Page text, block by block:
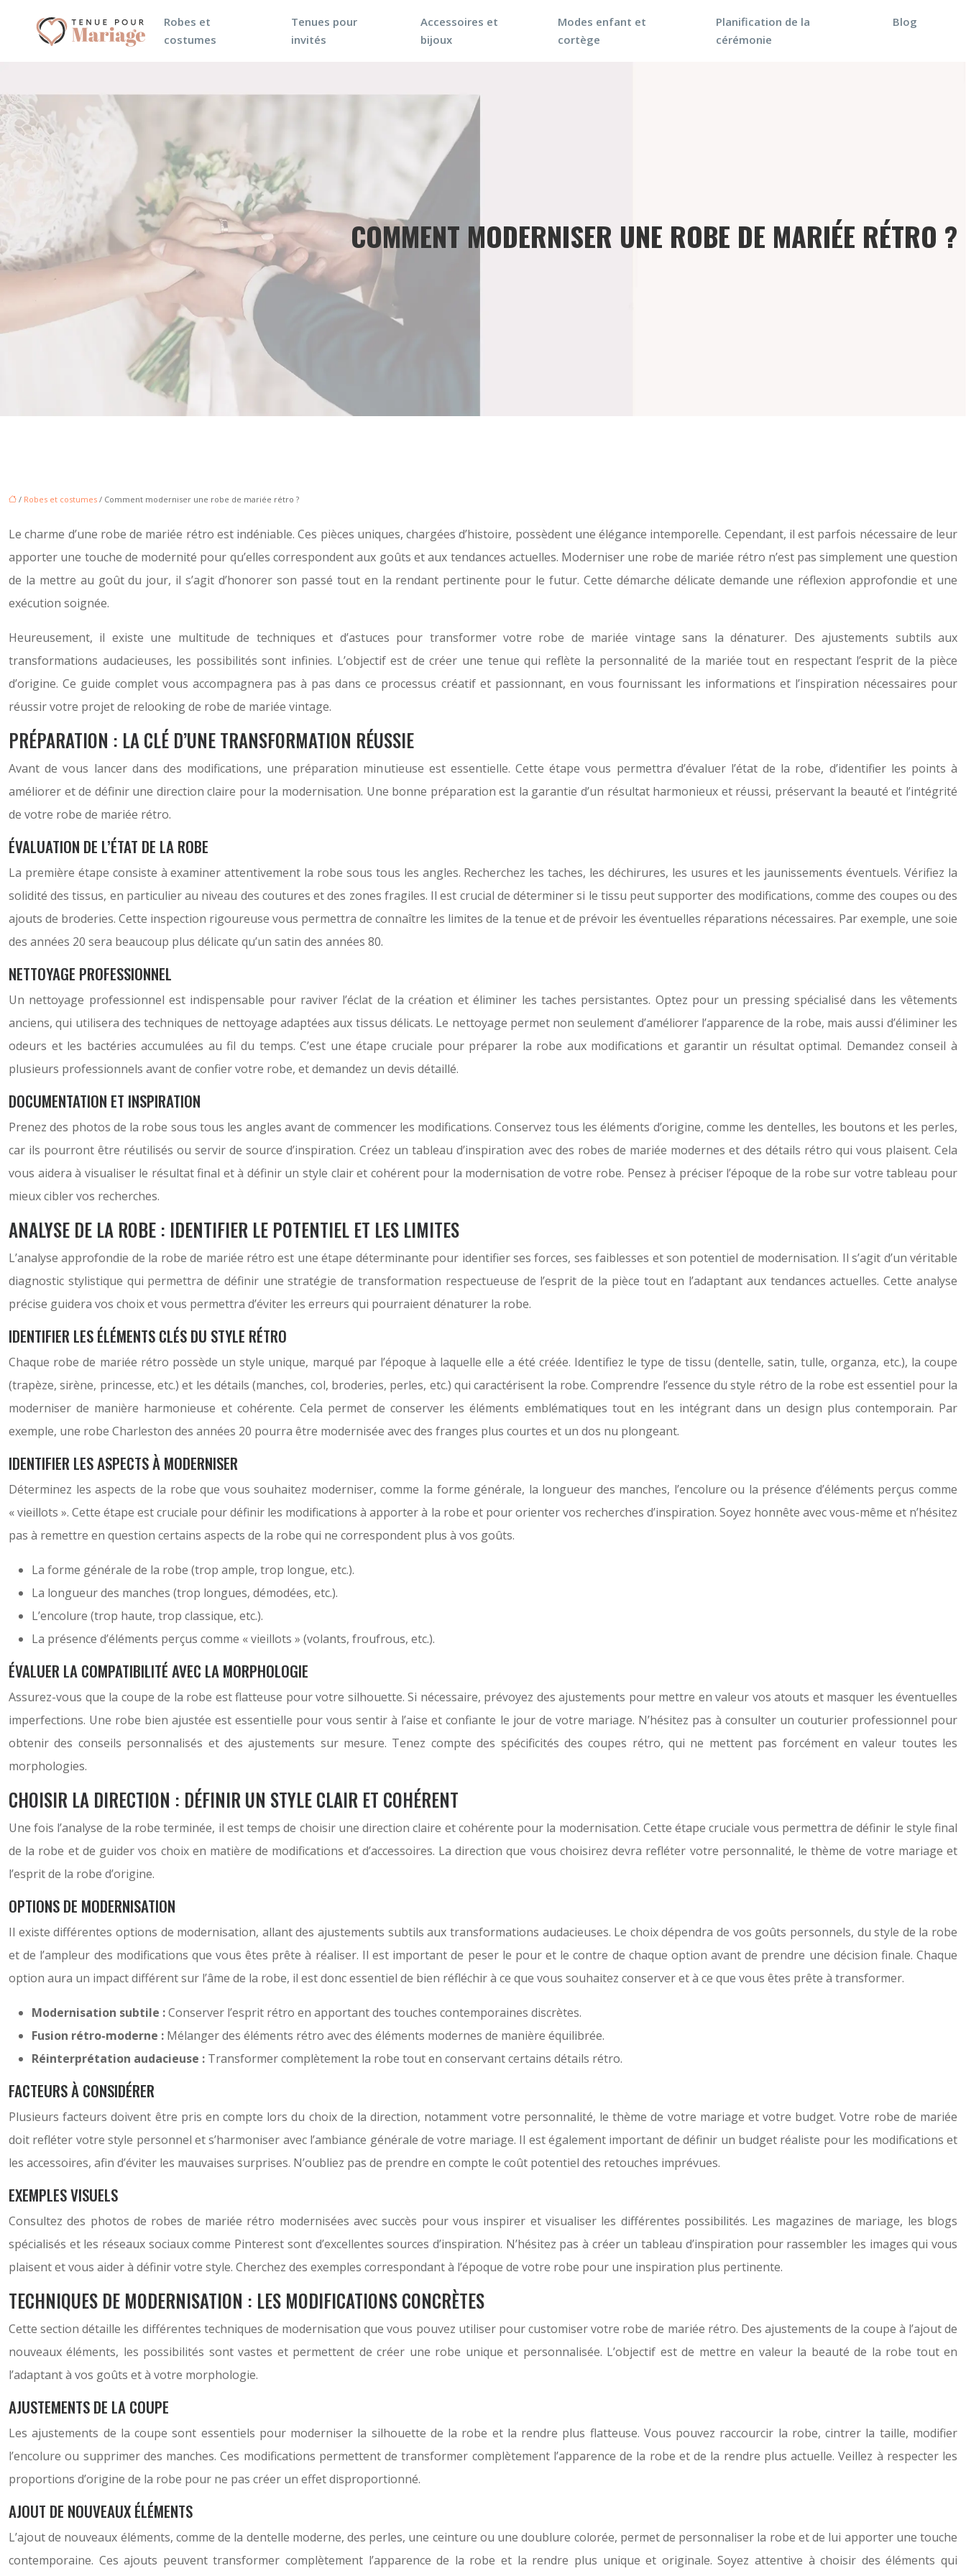
Robes et
costumes
Tenues pour
invités
Accessoires et
bijoux
Modes enfant et
cortège
Planification de la
cérémonie
Blog
COMMENT MODERNISER UNE ROBE DE MARIÉE RÉTRO ?
/ Robes et costumes / Comment moderniser une robe de mariée rétro ?
Le charme d’une robe de mariée rétro est indéniable. Ces pièces uniques, chargées d’histoire, possèdent une élégance intemporelle. Cependant, il est parfois nécessaire de leur
apporter une touche de modernité pour qu’elles correspondent aux goûts et aux tendances actuelles. Moderniser une robe de mariée rétro n’est pas simplement une question
de la mettre au goût du jour, il s’agit d’honorer son passé tout en la rendant pertinente pour le futur. Cette démarche délicate demande une réflexion approfondie et une
exécution soignée.
Heureusement, il existe une multitude de techniques et d’astuces pour transformer votre robe de mariée vintage sans la dénaturer. Des ajustements subtils aux
transformations audacieuses, les possibilités sont infinies. L’objectif est de créer une tenue qui reflète la personnalité de la mariée tout en respectant l’esprit de la pièce
d’origine. Ce guide complet vous accompagnera pas à pas dans ce processus créatif et passionnant, en vous fournissant les informations et l’inspiration nécessaires pour
réussir votre projet de relooking de robe de mariée vintage.
PRÉPARATION : LA CLÉ D’UNE TRANSFORMATION RÉUSSIE
Avant de vous lancer dans des modifications, une préparation minutieuse est essentielle. Cette étape vous permettra d’évaluer l’état de la robe, d’identifier les points à
améliorer et de définir une direction claire pour la modernisation. Une bonne préparation est la garantie d’un résultat harmonieux et réussi, préservant la beauté et l’intégrité
de votre robe de mariée rétro.
ÉVALUATION DE L’ÉTAT DE LA ROBE
La première étape consiste à examiner attentivement la robe sous tous les angles. Recherchez les taches, les déchirures, les usures et les jaunissements éventuels. Vérifiez la
solidité des tissus, en particulier au niveau des coutures et des zones fragiles. Il est crucial de déterminer si le tissu peut supporter des modifications, comme des coupes ou des
ajouts de broderies. Cette inspection rigoureuse vous permettra de connaître les limites de la tenue et de prévoir les éventuelles réparations nécessaires. Par exemple, une soie
des années 20 sera beaucoup plus délicate qu’un satin des années 80.
NETTOYAGE PROFESSIONNEL
Un nettoyage professionnel est indispensable pour raviver l’éclat de la création et éliminer les taches persistantes. Optez pour un pressing spécialisé dans les vêtements
anciens, qui utilisera des techniques de nettoyage adaptées aux tissus délicats. Le nettoyage permet non seulement d’améliorer l’apparence de la robe, mais aussi d’éliminer les
odeurs et les bactéries accumulées au fil du temps. C’est une étape cruciale pour préparer la robe aux modifications et garantir un résultat optimal. Demandez conseil à
plusieurs professionnels avant de confier votre robe, et demandez un devis détaillé.
DOCUMENTATION ET INSPIRATION
Prenez des photos de la robe sous tous les angles avant de commencer les modifications. Conservez tous les éléments d’origine, comme les dentelles, les boutons et les perles,
car ils pourront être réutilisés ou servir de source d’inspiration. Créez un tableau d’inspiration avec des robes de mariée modernes et des détails rétro qui vous plaisent. Cela
vous aidera à visualiser le résultat final et à définir un style clair et cohérent pour la modernisation de votre robe. Pensez à préciser l’époque de la robe sur votre tableau pour
mieux cibler vos recherches.
ANALYSE DE LA ROBE : IDENTIFIER LE POTENTIEL ET LES LIMITES
L’analyse approfondie de la robe de mariée rétro est une étape déterminante pour identifier ses forces, ses faiblesses et son potentiel de modernisation. Il s’agit d’un véritable
diagnostic stylistique qui permettra de définir une stratégie de transformation respectueuse de l’esprit de la pièce tout en l’adaptant aux tendances actuelles. Cette analyse
précise guidera vos choix et vous permettra d’éviter les erreurs qui pourraient dénaturer la robe.
IDENTIFIER LES ÉLÉMENTS CLÉS DU STYLE RÉTRO
Chaque robe de mariée rétro possède un style unique, marqué par l’époque à laquelle elle a été créée. Identifiez le type de tissu (dentelle, satin, tulle, organza, etc.), la coupe
(trapèze, sirène, princesse, etc.) et les détails (manches, col, broderies, perles, etc.) qui caractérisent la robe. Comprendre l’essence du style rétro de la robe est essentiel pour la
moderniser de manière harmonieuse et cohérente. Cela permet de conserver les éléments emblématiques tout en les intégrant dans un design plus contemporain. Par
exemple, une robe Charleston des années 20 pourra être modernisée avec des franges plus courtes et un dos nu plongeant.
IDENTIFIER LES ASPECTS À MODERNISER
Déterminez les aspects de la robe que vous souhaitez moderniser, comme la forme générale, la longueur des manches, l’encolure ou la présence d’éléments perçus comme
« vieillots ». Cette étape est cruciale pour définir les modifications à apporter à la robe et pour orienter vos recherches d’inspiration. Soyez honnête avec vous-même et n’hésitez
pas à remettre en question certains aspects de la robe qui ne correspondent plus à vos goûts.
La forme générale de la robe (trop ample, trop longue, etc.).
La longueur des manches (trop longues, démodées, etc.).
L’encolure (trop haute, trop classique, etc.).
La présence d’éléments perçus comme « vieillots » (volants, froufrous, etc.).
ÉVALUER LA COMPATIBILITÉ AVEC LA MORPHOLOGIE
Assurez-vous que la coupe de la robe est flatteuse pour votre silhouette. Si nécessaire, prévoyez des ajustements pour mettre en valeur vos atouts et masquer les éventuelles
imperfections. Une robe bien ajustée est essentielle pour vous sentir à l’aise et confiante le jour de votre mariage. N’hésitez pas à consulter un couturier professionnel pour
obtenir des conseils personnalisés et des ajustements sur mesure. Tenez compte des spécificités des coupes rétro, qui ne mettent pas forcément en valeur toutes les
morphologies.
CHOISIR LA DIRECTION : DÉFINIR UN STYLE CLAIR ET COHÉRENT
Une fois l’analyse de la robe terminée, il est temps de choisir une direction claire et cohérente pour la modernisation. Cette étape cruciale vous permettra de définir le style final
de la robe et de guider vos choix en matière de modifications et d’accessoires. La direction que vous choisirez devra refléter votre personnalité, le thème de votre mariage et
l’esprit de la robe d’origine.
OPTIONS DE MODERNISATION
Il existe différentes options de modernisation, allant des ajustements subtils aux transformations audacieuses. Le choix dépendra de vos goûts personnels, du style de la robe
et de l’ampleur des modifications que vous êtes prête à réaliser. Il est important de peser le pour et le contre de chaque option avant de prendre une décision finale. Chaque
option aura un impact différent sur l’âme de la robe, il est donc essentiel de bien réfléchir à ce que vous souhaitez conserver et à ce que vous êtes prête à transformer.
Modernisation subtile :Conserver l’esprit rétro en apportant des touches contemporaines discrètes.
Fusion rétro-moderne : Mélanger des éléments rétro avec des éléments modernes de manière équilibrée.
Réinterprétation audacieuse : Transformer complètement la robe tout en conservant certains détails rétro.
FACTEURS À CONSIDÉRER
Plusieurs facteurs doivent être pris en compte lors du choix de la direction, notamment votre personnalité, le thème de votre mariage et votre budget. Votre robe de mariée
doit refléter votre style personnel et s’harmoniser avec l’ambiance générale de votre mariage. Il est également important de définir un budget réaliste pour les modifications et
les accessoires, afin d’éviter les mauvaises surprises. N’oubliez pas de prendre en compte le coût potentiel des retouches imprévues.
EXEMPLES VISUELS
Consultez des photos de robes de mariée rétro modernisées avec succès pour vous inspirer et visualiser les différentes possibilités. Les magazines de mariage, les blogs
spécialisés et les réseaux sociaux comme Pinterest sont d’excellentes sources d’inspiration. N’hésitez pas à créer un tableau d’inspiration pour rassembler les images qui vous
plaisent et vous aider à définir votre style. Cherchez des exemples correspondant à l’époque de votre robe pour une inspiration plus pertinente.
TECHNIQUES DE MODERNISATION : LES MODIFICATIONS CONCRÈTES
Cette section détaille les différentes techniques de modernisation que vous pouvez utiliser pour customiser votre robe de mariée rétro. Des ajustements de la coupe à l’ajout de
nouveaux éléments, les possibilités sont vastes et permettent de créer une robe unique et personnalisée. L’objectif est de mettre en valeur la beauté de la robe tout en
l’adaptant à vos goûts et à votre morphologie.
AJUSTEMENTS DE LA COUPE
Les ajustements de la coupe sont essentiels pour moderniser la silhouette de la robe et la rendre plus flatteuse. Vous pouvez raccourcir la robe, cintrer la taille, modifier
l’encolure ou supprimer des manches. Ces modifications permettent de transformer complètement l’apparence de la robe et de la rendre plus actuelle. Veillez à respecter les
proportions d’origine de la robe pour ne pas créer un effet disproportionné.
AJOUT DE NOUVEAUX ÉLÉMENTS
L’ajout de nouveaux éléments, comme de la dentelle moderne, des perles, une ceinture ou une doublure colorée, permet de personnaliser la robe et de lui apporter une touche
contemporaine. Ces ajouts peuvent transformer complètement l’apparence de la robe et la rendre plus unique et originale. Soyez attentive à choisir des éléments qui